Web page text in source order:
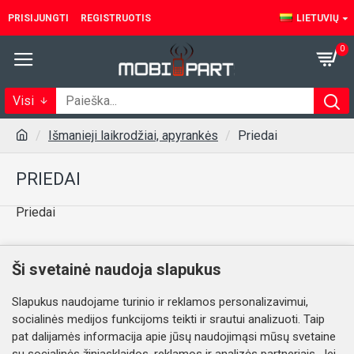
PRISIJUNGTI REGISTRUOTIS LIETUVIŲ
0
Visi
Išmanieji laikrodžiai, apyrankės Priedai
PRIEDAI
Priedai
TĘSTI
Ši svetainė naudoja slapukus
Slapukus naudojame turinio ir reklamos personalizavimui,
socialinės medijos funkcijoms teikti ir srautui analizuoti. Taip
pat dalijamės informacija apie jūsų naudojimąsi mūsų svetaine